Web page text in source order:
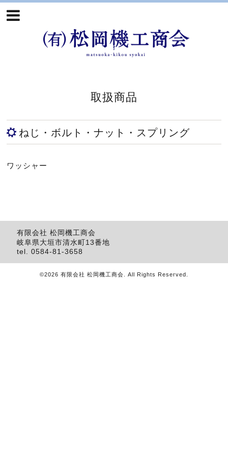
取扱商品
ねじ・ボルト・ナット・スプリング
ワッシャー
有限会社 松岡機工商会
岐阜県大垣市清水町13番地
tel.0584-81-3658
©2026 有限会社 松岡機工商会 . All Rights Reserved.